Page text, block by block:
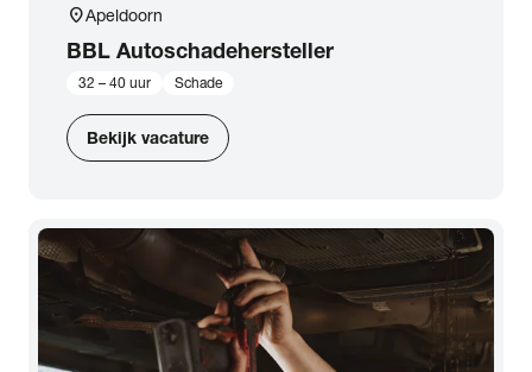
location_onApeldoorn
BBL Autoschadehersteller
32 – 40 uur Schade
Bekijk vacature